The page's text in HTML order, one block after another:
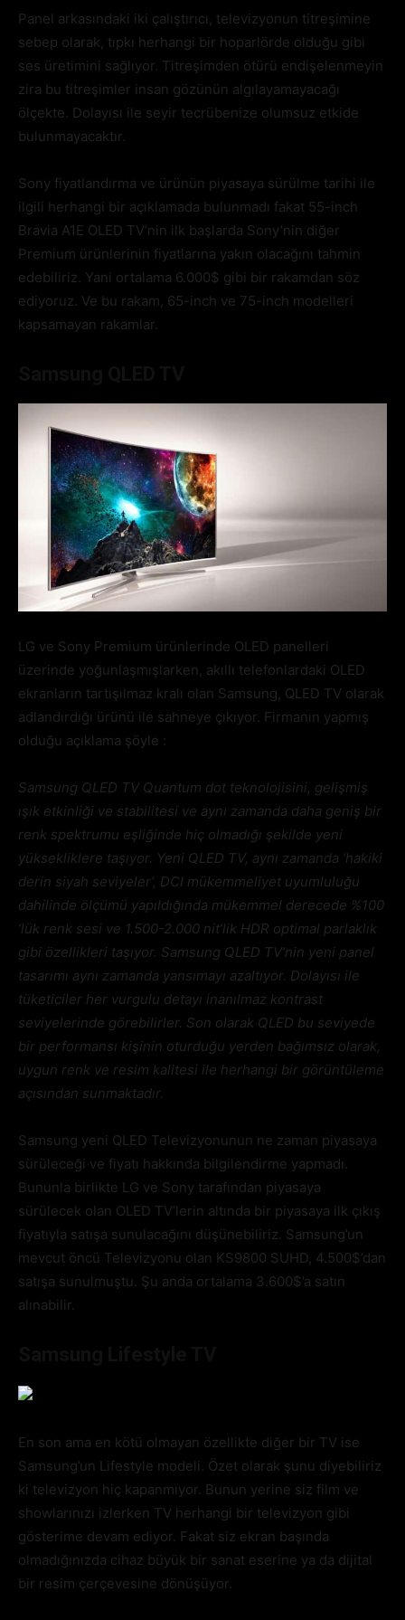
Panel arkasındaki iki çalıştırıcı, televizyonun titreşimine
sebep olarak, tıpkı herhangi bir hoparlörde olduğu gibi
ses üretimini sağlıyor. Titreşimden ötürü endişelenmeyin
zira bu titreşimler insan gözünün algılayamayacağı
ölçekte. Dolayısı ile seyir tecrübenize olumsuz etkide
bulunmayacaktır.
Sony fiyatlandırma ve ürünün piyasaya sürülme tarihi ile
ilgili herhangi bir açıklamada bulunmadı fakat 55-inch
Bravia A1E OLED TV’nin ilk başlarda Sony’nin diğer
Premium ürünlerinin fiyatlarına yakın olacağını tahmin
edebiliriz. Yani ortalama 6.000$ gibi bir rakamdan söz
ediyoruz. Ve bu rakam, 65-inch ve 75-inch modelleri
kapsamayan rakamlar.
LG ve Sony Premium ürünlerinde OLED panelleri
üzerinde yoğunlaşmışlarken, akıllı telefonlardaki OLED
ekranların tartışılmaz kralı olan Samsung, QLED TV olarak
adlandırdığı ürünü ile sahneye çıkıyor. Firmanın yapmış
olduğu açıklama şöyle :
Samsung QLED TV Quantum dot teknolojisini, gelişmiş
ışık etkinliği ve stabilitesi ve aynı zamanda daha geniş bir
renk spektrumu eşliğinde hiç olmadığı şekilde yeni
yüksekliklere taşıyor. Yeni QLED TV, aynı zamanda ‘hakiki
derin siyah seviyeler’, DCI mükemmeliyet uyumluluğu
dahilinde ölçümü yapıldığında mükemmel derecede %100
‘lük renk sesi ve 1.500-2.000 nit’lik HDR optimal parlaklık
gibi özellikleri taşıyor. Samsung QLED TV’nin yeni panel
tasarımı aynı zamanda yansımayı azaltıyor. Dolayısı ile
tüketiciler her vurgulu detayı inanılmaz kontrast
seviyelerinde görebilirler. Son olarak QLED bu seviyede
bir performansı kişinin oturduğu yerden bağımsız olarak,
uygun renk ve resim kalitesi ile herhangi bir görüntüleme
açısından sunmaktadır.
Samsung yeni QLED Televizyonunun ne zaman piyasaya
sürüleceği ve fiyatı hakkında bilgilendirme yapmadı.
Bununla birlikte LG ve Sony tarafından piyasaya
sürülecek olan OLED TV’lerin altında bir piyasaya ilk çıkış
fiyatıyla satışa sunulacağını düşünebiliriz. Samsung’un
mevcut öncü Televizyonu olan KS9800 SUHD, 4.500$’dan
satışa sunulmuştu. Şu anda ortalama 3.600$’a satın
alınabilir.
En son ama en kötü olmayan özellikte diğer bir TV ise
Samsung’un Lifestyle modeli. Özet olarak şunu diyebiliriz
ki televizyon hiç kapanmıyor. Bunun yerine siz film ve
showlarınızı izlerken TV herhangi bir televizyon gibi
gösterime devam ediyor. Fakat siz ekran başında
olmadığınızda cihaz büyük bir sanat eserine ya da dijital
bir resim çerçevesine dönüşüyor.